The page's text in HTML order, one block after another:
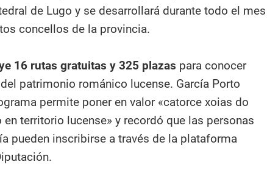
de Lugo y se desarrollará durante todo el mes
concellos de la provincia.
16 rutas gratuitas y 325 plazas para conocer
patrimonio románico lucense. García Porto
permite poner en valor «catorce xoias do
territorio lucense» y recordó que las personas
pueden inscribirse a través de la plataforma